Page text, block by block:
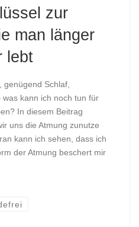
zur
man länger
lebt
genügend Schlaf,
kann ich noch tun für
In diesem Beitrag
uns die Atmung zunutze
kann ich sehen, dass ich
der Atmung beschert mir